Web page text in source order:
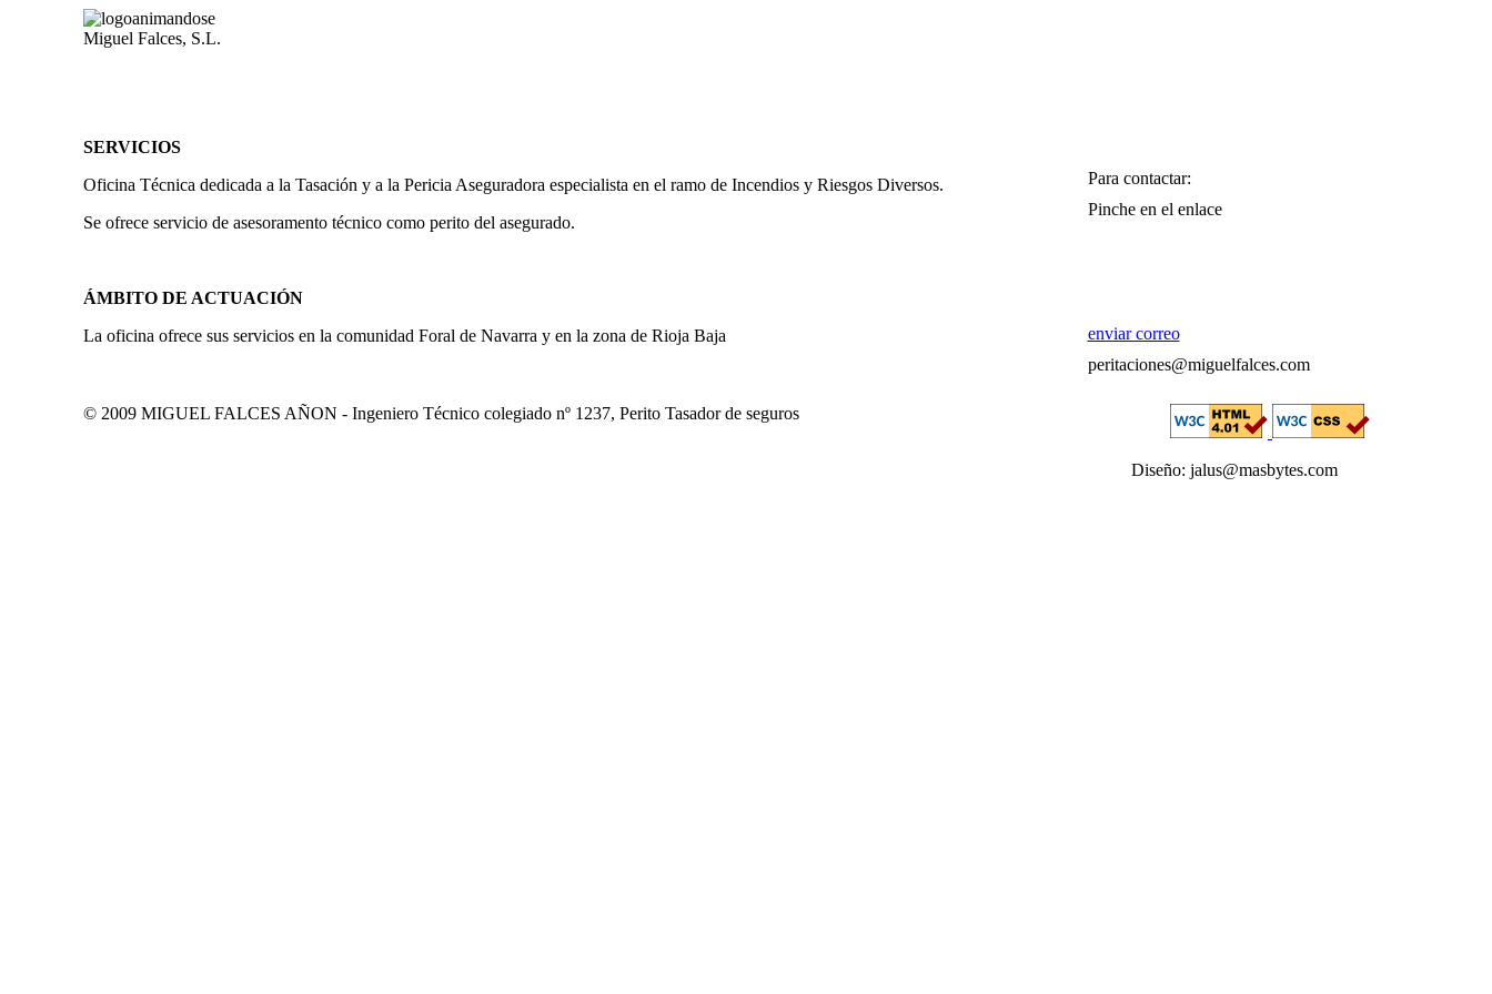
Miguel Falces, S.L.
SERVICIOS
Oficina Técnica dedicada a la Tasación y a la Pericia Aseguradora especialista en el ramo de Incendios y Riesgos Diversos.
Se ofrece servicio de asesoramento técnico como perito del asegurado.
ÁMBITO DE ACTUACIÓN
La oficina ofrece sus servicios en la comunidad Foral de Navarra y en la zona de Rioja Baja
Para contactar:
Pinche en el enlace
enviar correo
peritaciones@miguelfalces.com
© 2009 MIGUEL FALCES AÑON - Ingeniero Técnico colegiado nº 1237, Perito Tasador de seguros
Diseño: jalus@masbytes.com